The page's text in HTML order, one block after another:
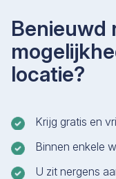
Benieuwd
locatie?
Krijg gratis en
Binnen enkele
U zit nergens